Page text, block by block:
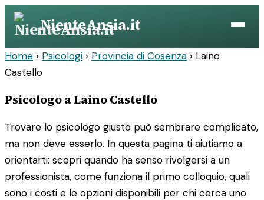
Vai
contenuto
NienteAnsia.it
Home › Psicologi › Provincia di Cosenza › Laino
Castello
Psicologo a Laino Castello
Trovare lo psicologo giusto può sembrare complicato,
ma non deve esserlo. In questa pagina ti aiutiamo a
orientarti: scopri quando ha senso rivolgersi a un
professionista, come funziona il primo colloquio, quali
sono i costi e le opzioni disponibili per chi cerca uno